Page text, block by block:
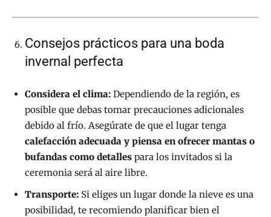
Consejos prácticos para una boda
invernal perfecta
Considera el clima: Dependiendo de la región, es
posible que debas tomar precauciones adicionales
debido al frío. Asegúrate de que el lugar tenga
calefacción adecuada y piensa en ofrecer mantas o
bufandas como detalles para los invitados si la
ceremonia será al aire libre.
Transporte: Si eliges un lugar donde la nieve es una
posibilidad, te recomiendo planificar bien el